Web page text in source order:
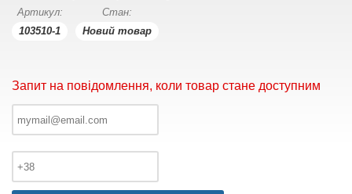
Артикул:
103510-1
Стан:
Новий товар
Запит на повідомлення, коли товар стане доступним